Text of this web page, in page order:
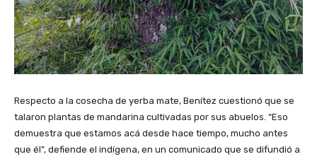
Respecto a la cosecha de yerba mate, Benítez cuestionó que se
talaron plantas de mandarina cultivadas por sus abuelos. “Eso
demuestra que estamos acá desde hace tiempo, mucho antes
que él”, defiende el indígena, en un comunicado que se difundió a